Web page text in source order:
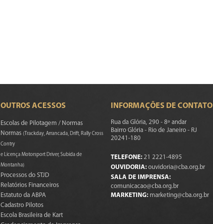
OUTROS ACESSOS
Escolas de Pilotagem / Normas
Normas(Trackday, Arrancada, Drift, Rally Cross
Contry
e Licença Motorsport Driver, Subida de
Montanha)
Processos do STJD
Relatórios Financeiros
Estatuto da ABPA
Cadastro Pilotos
Escola Brasileira de Kart
INFORMAÇÕES DE CONTATO
Rua da Glória, 290 - 8º andar
Bairro Glória - Rio de Janeiro - RJ
20241-180
TELEFONE: 21 2221-4895
OUVIDORIA: ouvidoria@cba.org.br
SALA DE IMPRENSA:
comunicacao@cba.org.br
MARKETING: marketing@cba.org.br